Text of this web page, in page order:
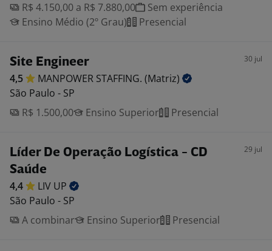
R$ 4.150,00 a R$ 7.880,00
Sem experiência
Ensino Médio (2º Grau)
Presencial
Site Engineer 30 jul
4,5 MANPOWER STAFFING. (Matriz)
São Paulo - SP
R$ 1.500,00
Ensino Superior Presencial
Líder De Operação Logística - CD
Saúde
29 jul
4,4 LIV UP
São Paulo - SP
A combinar
Ensino Superior Presencial